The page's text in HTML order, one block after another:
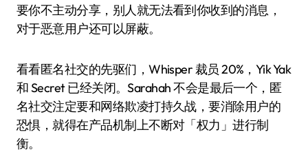
要你不主动分享，别人就无法看到你收到的消息，
对于恶意用户还可以屏蔽。
看看匿名社交的先驱们，Whisper 裁员 20%，Yik Yak
和 Secret 已经关闭。Sarahah 不会是最后一个，匿
名社交注定要和网络欺凌打持久战，要消除用户的
恐惧，就得在产品机制上不断对「权力」进行制
衡。